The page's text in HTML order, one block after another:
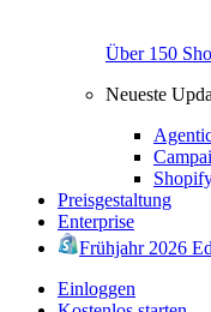
Über 150
Neueste
Preisgestaltung
Enterprise
Frühjahr 2026
Einloggen